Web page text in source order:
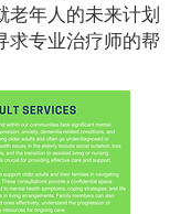
老年人的未来计划
求专业治疗师的帮